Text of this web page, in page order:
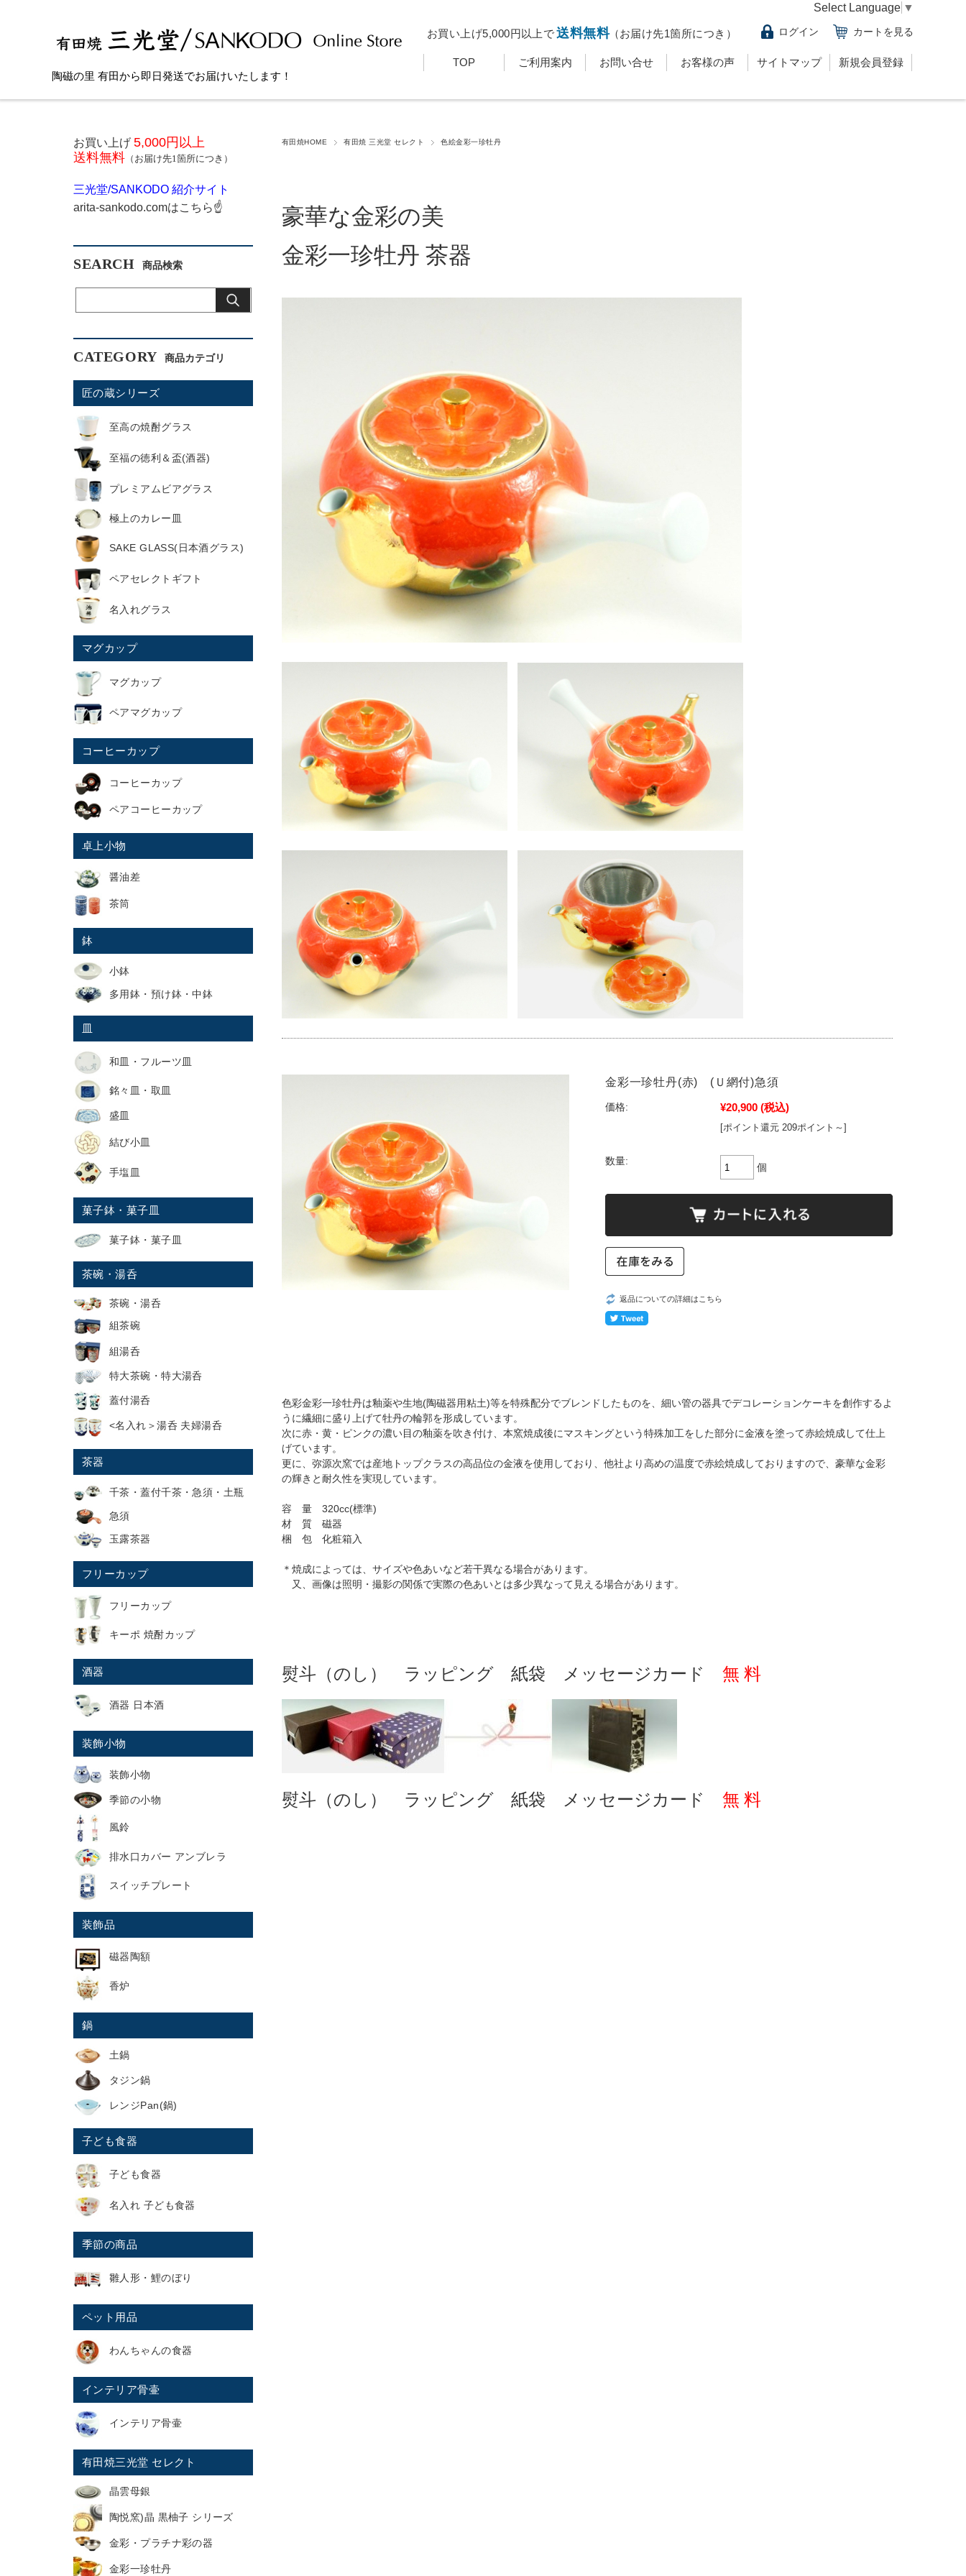
陶磁の里 有田から即日発送でお届けいたします！
お買い上げ5,000円以上で送料無料（お届け先1箇所につき） ログイン カートを見る
TOP ご利用案内 お問い合せ お客様の声 サイトマップ 新規会員登録
Select Language ▼
有田焼HOME 有田焼 三光堂 セレクト 色絵金彩一珍牡丹
豪華な金彩の美
金彩一珍牡丹 茶器
金彩一珍牡丹(赤) (Ｕ網付)急須
価格: ¥20,900 (税込)
[ポイント還元 209ポイント～]
数量:
個
返品についての詳細はこちら
色彩金彩一珍牡丹は釉薬や生地(陶磁器用粘土)等を特殊配分でブレンドしたものを、細い管の器具でデコレーションケーキを創作するよ
うに繊細に盛り上げて牡丹の輪郭を形成しています。
次に赤・黄・ピンクの濃い目の釉薬を吹き付け、本窯焼成後にマスキングという特殊加工をした部分に金液を塗って赤絵焼成して仕上
げています。
更に、弥源次窯では産地トップクラスの高品位の金液を使用しており、他社より高めの温度で赤絵焼成しておりますので、豪華な金彩
の輝きと耐久性を実現しています。
容 量 320cc(標準)
材 質 磁器
梱 包 化粧箱入
＊焼成によっては、サイズや色あいなど若干異なる場合があります。
又、画像は照明・撮影の関係で実際の色あいとは多少異なって見える場合があります。
熨斗（のし） ラッピング 紙袋 メッセージカード 無 料
熨斗（のし） ラッピング 紙袋 メッセージカード 無 料
お買い上げ 5,000円以上
送料無料 （お届け先1箇所につき）
三光堂/SANKODO 紹介サイト
arita-sankodo.comはこちら☝
SEARCH
CATEGORY
匠の蔵シリーズ
至高の焼酎グラス
至福の徳利＆盃(酒器)
プレミアムビアグラス
極上のカレー皿
SAKE GLASS(日本酒グラス)
ペアセレクトギフト
名入れグラス
マグカップ
マグカップ
ペアマグカップ
コーヒーカップ
コーヒーカップ
ペアコーヒーカップ
卓上小物
醤油差
茶筒
鉢
小鉢
多用鉢・預け鉢・中鉢
皿
和皿・フルーツ皿
銘々皿・取皿
盛皿
結び小皿
手塩皿
菓子鉢・菓子皿
菓子鉢・菓子皿
茶碗・湯呑
茶碗・湯呑
組茶碗
組湯呑
特大茶碗・特大湯呑
蓋付湯呑
<名入れ＞湯呑 夫婦湯呑
茶器
千茶・蓋付千茶・急須・土瓶
急須
玉露茶器
フリーカップ
フリーカップ
キーポ 焼酎カップ
酒器
酒器 日本酒
装飾小物
装飾小物
季節の小物
風鈴
排水口カバー アンブレラ
スイッチプレート
装飾品
磁器陶額
香炉
鍋
土鍋
タジン鍋
レンジPan(鍋)
子ども食器
子ども食器
名入れ 子ども食器
季節の商品
雛人形・鯉のぼり
ペット用品
わんちゃんの食器
インテリア骨壷
インテリア骨壷
有田焼三光堂 セレクト
晶雲母銀
陶悦窯)晶 黒柚子 シリーズ
金彩・プラチナ彩の器
金彩一珍牡丹